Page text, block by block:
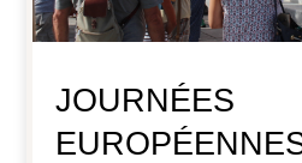
JOURNÉES